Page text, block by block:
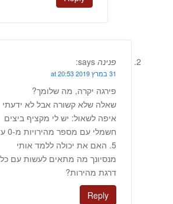
פנינה says:
31 במרץ 2019 at 20:53
פירגה יקרה, מה שלומך?
שאלה שלא קשורה אבל לא ידעתי
איפה לשאול: יש לי מקציף ביצים
חשמלי עם
5. האם את יכולה ללמד אותי
מנסיונך מה מתאים לעשות עם כל
דרגת מהירות?
Reply